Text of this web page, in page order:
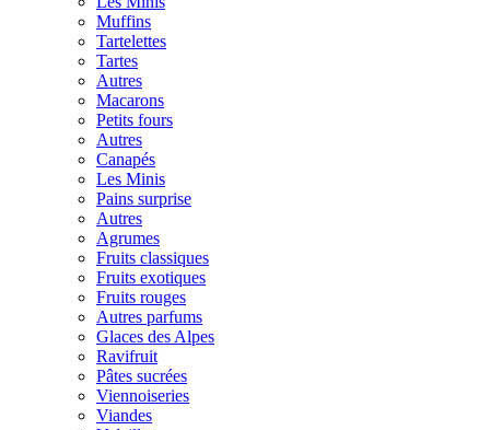
Muffins
Tartelettes
Tartes
Autres
Macarons
Petits fours
Autres
Canapés
Les Minis
Pains surprise
Autres
Agrumes
Fruits classiques
Fruits exotiques
Fruits rouges
Autres parfums
Glaces des Alpes
Ravifruit
Pâtes sucrées
Viennoiseries
Viandes